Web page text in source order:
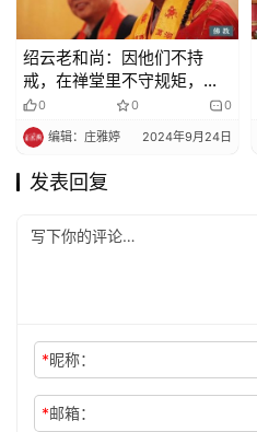
绍云老和尚：因他们不持
戒，在禅堂里不守规矩，以
至于今生投牛
0 0 0
编辑：庄雅婷 2024年9月24日
发表回复
*昵称：
*邮箱：